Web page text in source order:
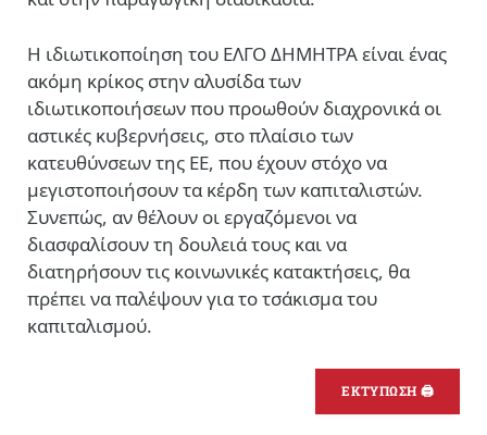
Η ιδιωτικοποίηση του ΕΛΓΟ ΔΗΜΗΤΡΑ είναι ένας
ακόμη κρίκος στην αλυσίδα των
ιδιωτικοποιήσεων που προωθούν διαχρονικά οι
αστικές κυβερνήσεις, στο πλαίσιο των
κατευθύνσεων της ΕΕ, που έχουν στόχο να
μεγιστοποιήσουν τα κέρδη των καπιταλιστών.
Συνεπώς, αν θέλουν οι εργαζόμενοι να
διασφαλίσουν τη δουλειά τους και να
διατηρήσουν τις κοινωνικές κατακτήσεις, θα
πρέπει να παλέψουν για το τσάκισμα του
καπιταλισμού.
ΕΚΤΥΠΩΣΗ 🖨